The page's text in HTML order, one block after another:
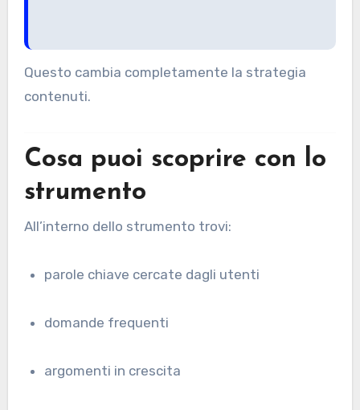
Questo cambia completamente la strategia
contenuti.
Cosa puoi scoprire con lo
strumento
All’interno dello strumento trovi:
parole chiave cercate dagli utenti
domande frequenti
argomenti in crescita